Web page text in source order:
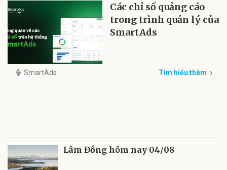
Các chỉ số quảng cáo
trong trình quản lý của
SmartAds
SmartAds Tìm hiểu thêm
Lâm Đồng hôm nay 04/08